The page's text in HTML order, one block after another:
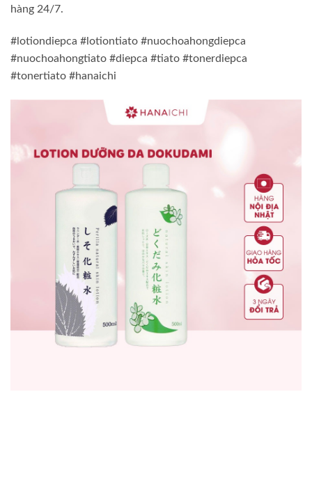
hàng 24/7.
#lotiondiepca #lotiontiato #nuochoahongdiepca
#nuochoahongtiato #diepca #tiato #tonerdiepca
#tonertiato #hanaichi